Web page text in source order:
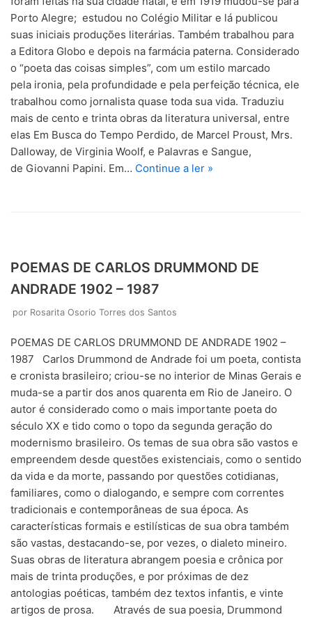
Porto Alegre; estudou no Colégio Militar e lá publicou
suas iniciais produções literárias. Também trabalhou para
a Editora Globo e depois na farmácia paterna. Considerado
o “poeta das coisas simples”, com um estilo marcado
pela ironia, pela profundidade e pela perfeição técnica, ele
trabalhou como jornalista quase toda sua vida. Traduziu
mais de cento e trinta obras da literatura universal, entre
elas Em Busca do Tempo Perdido, de Marcel Proust, Mrs.
Dalloway, de Virginia Woolf, e Palavras e Sangue,
de Giovanni Papini. Em… Continue a ler »
POEMAS DE CARLOS DRUMMOND DE
ANDRADE 1902 – 1987
por Rosarita Osorio Torres dos Santos
POEMAS DE CARLOS DRUMMOND DE ANDRADE 1902 –
1987 Carlos Drummond de Andrade foi um poeta, contista
e cronista brasileiro; criou-se no interior de Minas Gerais e
muda-se a partir dos anos quarenta em Rio de Janeiro. O
autor é considerado como o mais importante poeta do
século XX e tido como o topo da segunda geração do
modernismo brasileiro. Os temas de sua obra são vastos e
empreendem desde questões existenciais, como o sentido
da vida e da morte, passando por questões cotidianas,
familiares, como o dialogando, e sempre com correntes
tradicionais e contemporâneas de sua época. As
características formais e estilísticas de sua obra também
são vastas, destacando-se, por vezes, o dialeto mineiro.
Suas obras de literatura abrangem poesia e crônica por
mais de trinta produções, e por próximas de dez
antologias poéticas, também dez textos infantis, e vinte
artigos de prosa. Através de sua poesia, Drummond